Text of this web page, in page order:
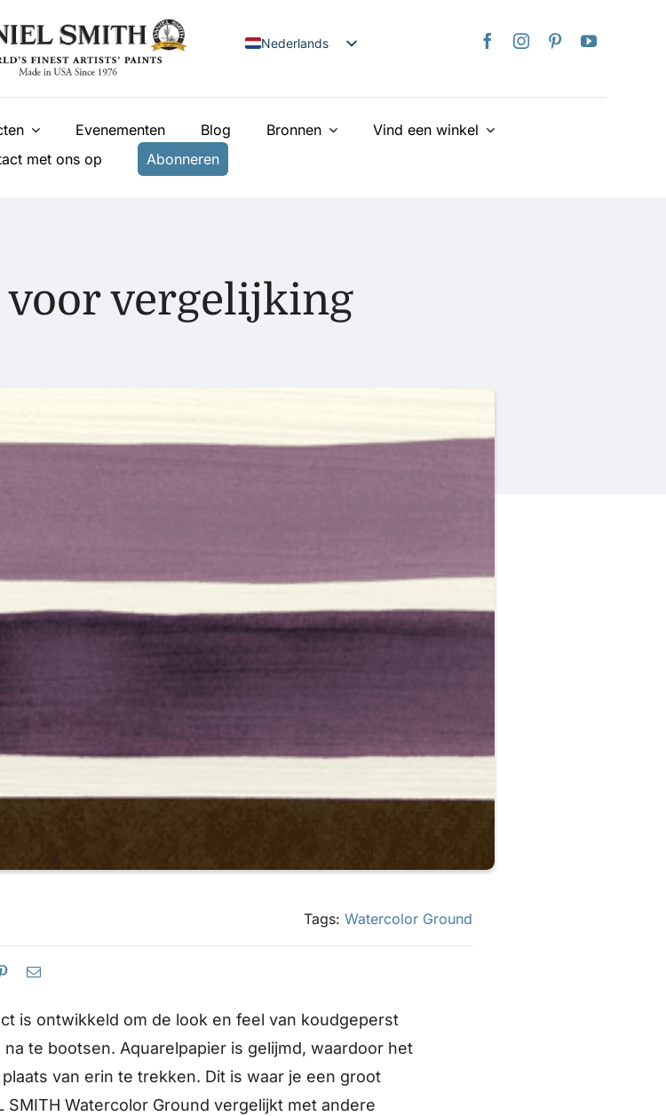
Nederlands
日本語
Français
Tiếng Việt
简体中文
Evenementen Blog Bronnen
Vind een winkel
met ons op
Abonneren
voor vergelijking
Tags: Watercolor Ground
is ontwikkeld om de look en feel van koudgeperst
te bootsen. Aquarelpapier is gelijmd, waardoor het
van erin te trekken. Dit is waar je een groot
Watercolor Ground vergelijkt met andere